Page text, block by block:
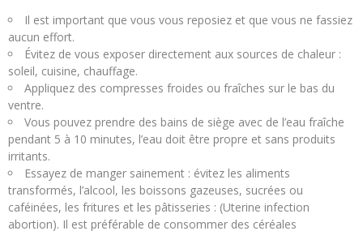
Il est important que vous vous reposiez et que vous ne fassiez
aucun effort.
Évitez de vous exposer directement aux sources de chaleur :
soleil, cuisine, chauffage.
Appliquez des compresses froides ou fraîches sur le bas du
ventre.
Vous pouvez prendre des bains de siège avec de l’eau fraîche
pendant 5 à 10 minutes, l’eau doit être propre et sans produits
irritants.
Essayez de manger sainement : évitez les aliments
transformés, l’alcool, les boissons gazeuses, sucrées ou
caféinées, les fritures et les pâtisseries : (Uterine infection
abortion). Il est préférable de consommer des céréales